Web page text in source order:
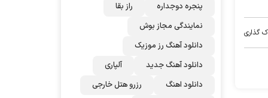
گذاری
پنجره دوجداره
راز بقا
نمایندگی مجاز بوش
دانلود آهنگ رز‌ موزیک
دانلود آهنگ جدید
آلپاری
دانلود اهنگ
رزرو هتل خارجی